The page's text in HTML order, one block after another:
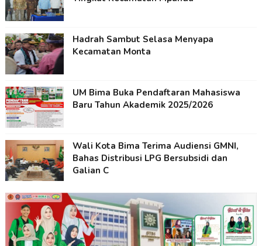
Hadrah Sambut Selasa Menyapa
Kecamatan Monta
UM Bima Buka Pendaftaran Mahasiswa
Baru Tahun Akademik 2025/2026
Wali Kota Bima Terima Audiensi GMNI,
Bahas Distribusi LPG Bersubsidi dan
Galian C